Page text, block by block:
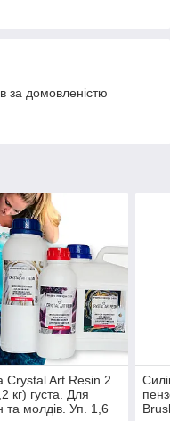
за домовленістю
Crystal Art Resin 2
кг) густа. Для
та молдів. Уп. 1,6